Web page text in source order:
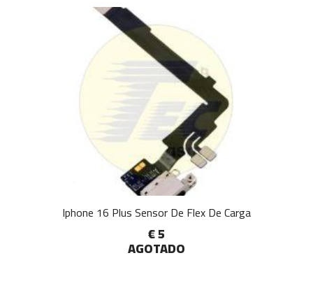
Iphone 16 Plus Sensor De Flex De Carga
€ 5
AGOTADO